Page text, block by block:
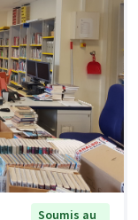
Soumis au